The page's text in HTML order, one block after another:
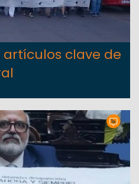
clave de